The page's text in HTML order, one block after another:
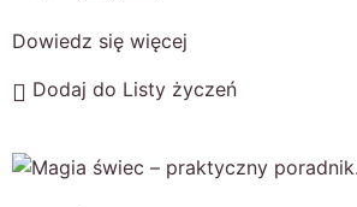
Dowiedz się więcej
Dodaj do Listy życzeń